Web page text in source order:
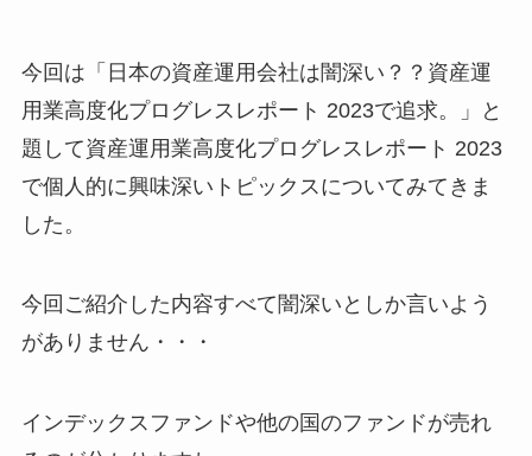
今回は「日本の資産運用会社は闇深い？？資産運
用業高度化プログレスレポート 2023で追求。」と
題して資産運用業高度化プログレスレポート 2023
で個人的に興味深いトピックスについてみてきま
した。
今回ご紹介した内容すべて闇深いとしか言いよう
がありません・・・
インデックスファンドや他の国のファンドが売れ